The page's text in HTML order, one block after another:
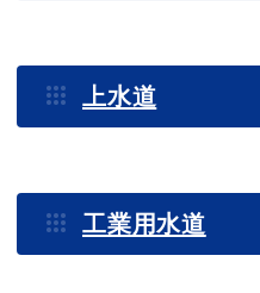
イベント情報
上水道
工業用水道